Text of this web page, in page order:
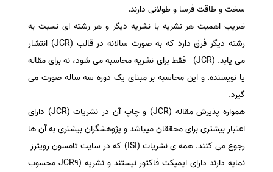
سخت و طاقت فرسا و طولانی دارند.
ضریب اهمیت هر نشریه با نشریه دیگر و هر رشته ای نسبت به
رشته دیگر فرق دارد که به صورت سالانه در قالب (JCR) انتشار
می یابد. (JCR) فقط برای نشریه محاسبه می شود، نه برای مقاله
یا نویسنده. و این محاسبه بر مبنای یک دوره سه ساله صورت می
گیرد.
همواره پذیرش مقاله (JCR) و چاپ آن در نشریات (JCR) دارای
اعتبار بیشتری برای محققان میباشد و پژوهشگران بیشتری به آن ها
رجوع می کنند. همه ی نشریات (ISI) که در سایت تامسون رویترز
نمایه دارند دارای ایمپکت فاکتور نیستند و نشریه (JCR9 محسوب